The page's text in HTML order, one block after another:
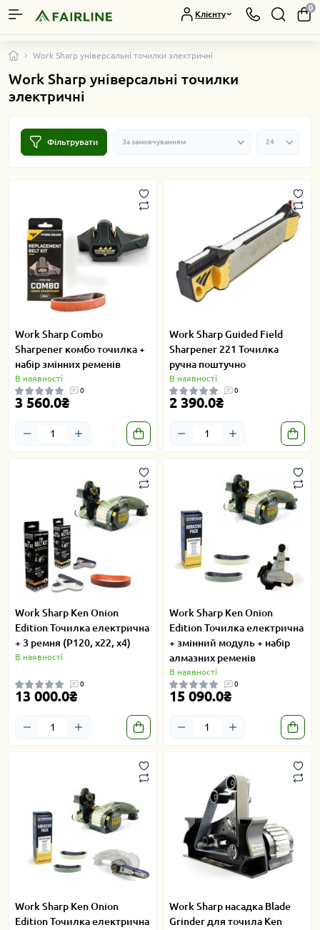
Клієнту
0
Work Sharp унiверсальнi точилки электричнi
Work Sharp унiверсальнi точилки
электричнi
Фільтрувати
Work Sharp Combo
Sharpener комбо точилка +
набір змінних ременів
В наявності
0
3 560.0₴
Work Sharp Guided Field
Sharpener 221 Точилка
ручна поштучно
В наявності
0
2 390.0₴
Work Sharp Ken Onion
Edition Точилка електрична
+ 3 ремня (P120, x22, x4)
В наявності
0
13 000.0₴
Work Sharp Ken Onion
Edition Точилка електрична
+ змінний модуль + набір
алмазних ременів
В наявності
0
15 090.0₴
Work Sharp Ken Onion
Edition Точилка електрична
Work Sharp насадка Blade
Grinder для точила Ken